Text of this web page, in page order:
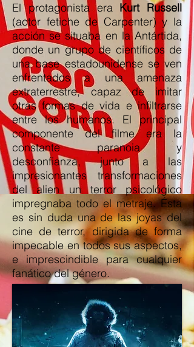
El protagonista era Kurt Russell
(actor fetiche de Carpenter) y la
acción se situaba en la Antártida,
donde un grupo de científicos de
una base estadounidense se ven
enfrentados a una amenaza
extraterrestre, capaz de imitar
otras formas de vida e infiltrarse
entre los humanos. El principal
componente del filme era la
constante paranoia y
desconfianza, junto a las
impresionantes transformaciones
del alien un terror psicológico
impregnaba todo el metraje. Ésta
es sin duda una de las joyas del
cine de terror, dirigida de forma
impecable en todos sus aspectos,
e imprescindible para cualquier
fanático del género.